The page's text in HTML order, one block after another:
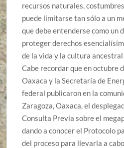
recursos naturales,
puede limitarse tan sólo a un
que debe entenderse como un
proteger derechos
de la vida y la cultura ancestral
Cabe recordar que en octubre
Oaxaca y la Secretaría de
federal publicaron en la
Zaragoza, Oaxaca, el
Consulta Previa sobre el
dando a conocer el Protocolo
del proceso para llevarla a